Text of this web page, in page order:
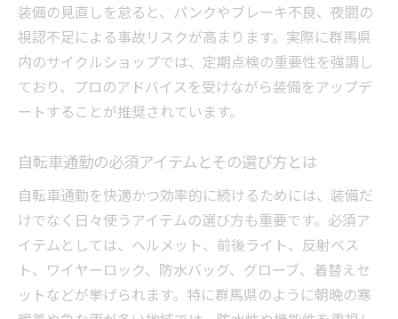
装備の見直しを怠ると、パンクやブレーキ不良、夜間の
視認不足による事故リスクが高まります。実際に群馬県
内のサイクルショップでは、定期点検の重要性を強調し
ており、プロのアドバイスを受けながら装備をアップデ
ートすることが推奨されています。
自転車通勤の必須アイテムとその選び方とは
自転車通勤を快適かつ効率的に続けるためには、装備だ
けでなく日々使うアイテムの選び方も重要です。必須ア
イテムとしては、ヘルメット、前後ライト、反射ベス
ト、ワイヤーロック、防水バッグ、グローブ、着替えセ
ットなどが挙げられます。特に群馬県のように朝晩の寒